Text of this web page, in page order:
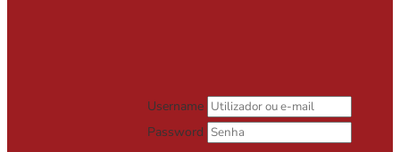
Username
Password